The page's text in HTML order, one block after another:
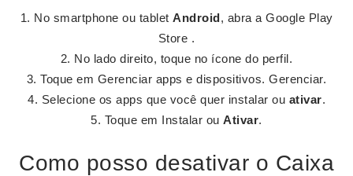
No smartphone ou tablet Android, abra a Google Play
Store .
No lado direito, toque no ícone do perfil.
Toque em Gerenciar apps e dispositivos. Gerenciar.
Selecione os apps que você quer instalar ou ativar.
Toque em Instalar ouAtivar.
Como posso desativar o Caixa